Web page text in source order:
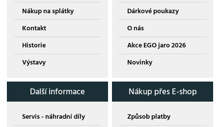
Nákup na splátky
Kontakt
Historie
Výstavy
Dárkové poukazy
O nás
Akce EGO jaro 2026
Novinky
Další informace
Servis - náhradní díly
Nákup přes E-shop
Způsob platby